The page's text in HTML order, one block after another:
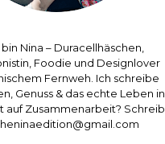
bin Nina – Duracellhäschen,
Foodie und Designlover
Fernweh. Ich schreibe
Genuss & das echte Leben in
auf Zusammenarbeit? Schreib